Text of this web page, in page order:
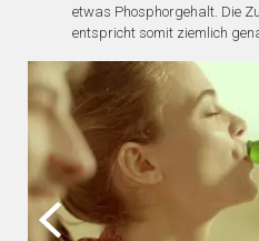
etwas Phosphorgehalt. Die
entspricht somit ziemlich